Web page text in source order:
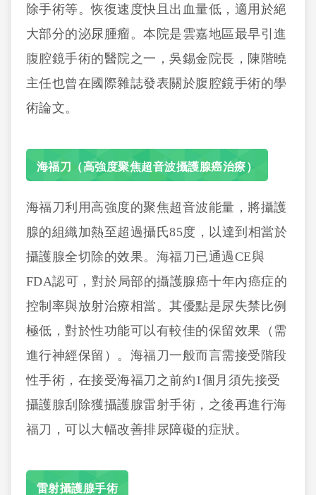
除手術等。恢復速度快且出血量低，適用於絕
大部分的泌尿腫瘤。本院是雲嘉地區最早引進
腹腔鏡手術的醫院之一，吳錫金院長，陳階曉
主任也曾在國際雜誌發表關於腹腔鏡手術的學
術論文。
海福刀（高強度聚焦超音波攝護腺癌治療）
海福刀利用高強度的聚焦超音波能量，將攝護
腺的組織加熱至超過攝氏85度，以達到相當於
攝護腺全切除的效果。海福刀已通過CE與
FDA認可，對於局部的攝護腺癌十年內癌症的
控制率與放射治療相當。其優點是尿失禁比例
極低，對於性功能可以有較佳的保留效果（需
進行神經保留）。海福刀一般而言需接受階段
性手術，在接受海福刀之前約1個月須先接受
攝護腺刮除獲攝護腺雷射手術，之後再進行海
福刀，可以大幅改善排尿障礙的症狀。
雷射攝護腺手術